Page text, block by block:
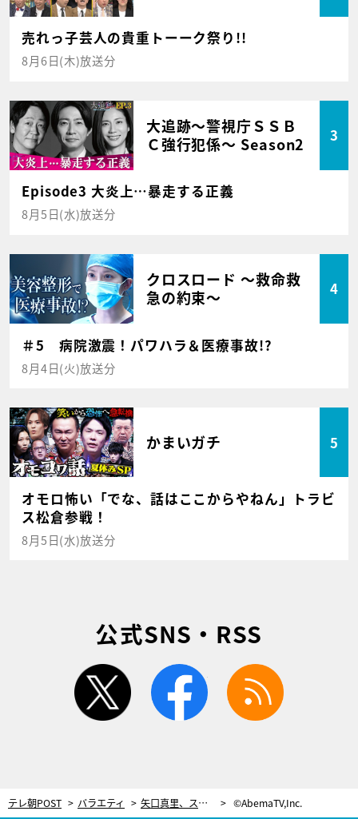
売れっ子芸人の貴重トーーク祭り!!
8月6日(木)放送分
大追跡～警視庁ＳＳＢ
Ｃ強行犯係～ Season2
3
Episode3 大炎上…暴走する正義
8月5日(水)放送分
クロスロード ～救命救
急の約束～
4
＃5 病院激震！パワハラ＆医療事故!?
8月4日(火)放送分
かまいガチ 5
オモロ怖い「でな、話はここからやねん」トラビ
ス松倉参戦！
8月5日(水)放送分
公式SNS・RSS
twitter facebook
テレ朝POST バラエティ 矢口真里、スキャンダル直後の「休憩期間がキツかった…」 当時の心境を吐露 ©AbemaTV,Inc.